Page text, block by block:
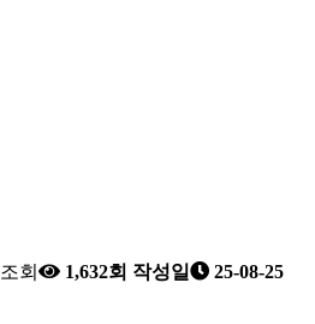
조회 1,632회 작성일
25-08-25